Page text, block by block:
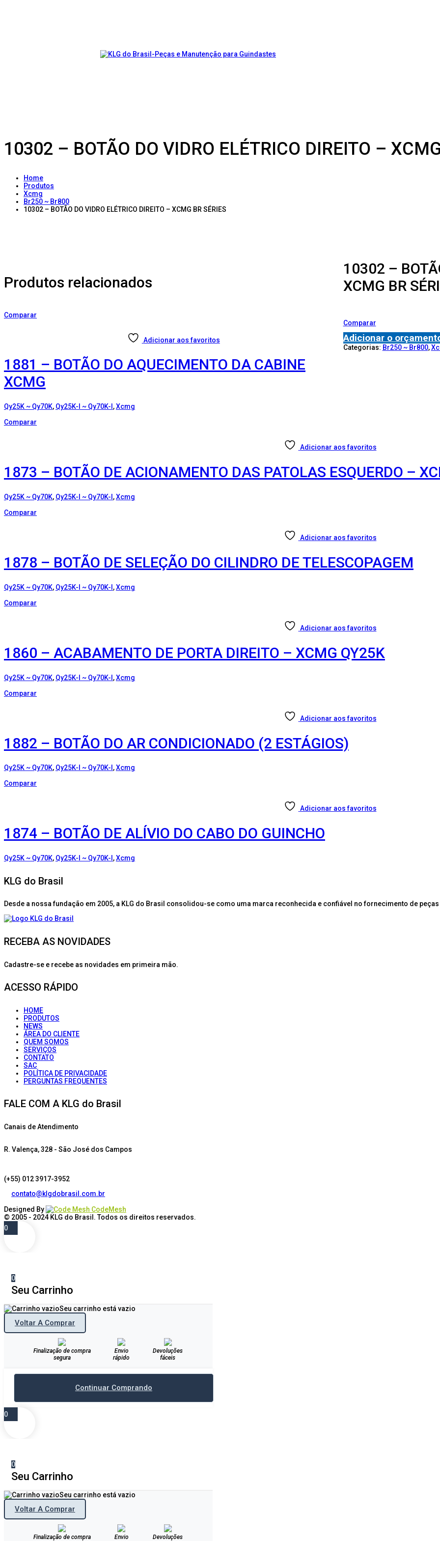
10302 – BOTÃO DO VIDRO ELÉTRICO DIREITO –
Home
Produtos
Xcmg
Br250 ~ Br800
10302 – BOTÃO DO VIDRO ELÉTRICO DIREITO – XCMG BR SÉRIES
10302 –
XCMG BR
Comparar
Adicionar o
Categorias: Br250 ~ Br800,
Produtos relacionados
Comparar
Adicionar aos favoritos
1881 – BOTÃO DO AQUECIMENTO DA CABINE
XCMG
Qy25K ~ Qy70K, Qy25K-I ~ Qy70K-I ,Xcmg
Comparar
Adicionar aos favoritos
1873 – BOTÃO DE ACIONAMENTO DAS PATOLAS ESQUERDO –
Qy25K ~ Qy70K, Qy25K-I ~ Qy70K-I ,Xcmg
Comparar
Adicionar aos favoritos
1878 – BOTÃO DE SELEÇÃO DO CILINDRO DE TELESCOPAGEM
Qy25K ~ Qy70K, Qy25K-I ~ Qy70K-I ,Xcmg
Comparar
Adicionar aos favoritos
1860 – ACABAMENTO DE PORTA DIREITO – XCMG QY25K
Qy25K ~ Qy70K, Qy25K-I ~ Qy70K-I ,Xcmg
Comparar
Adicionar aos favoritos
1882 – BOTÃO DO AR CONDICIONADO (2 ESTÁGIOS)
Qy25K ~ Qy70K, Qy25K-I ~ Qy70K-I ,Xcmg
Comparar
Adicionar aos favoritos
1874 – BOTÃO DE ALÍVIO DO CABO DO GUINCHO
Qy25K ~ Qy70K, Qy25K-I ~ Qy70K-I ,Xcmg
KLG do Brasil
Desde a nossa fundação em 2005, a KLG do Brasil consolidou-se como uma marca reconhecida e confiável no fornecimento de
RECEBA AS NOVIDADES
Cadastre-se e recebe as novidades em primeira mão.
ACESSO RÁPIDO
HOME
PRODUTOS
NEWS
ÁREA DO CLIENTE
QUEM SOMOS
SERVIÇOS
CONTATO
SAC
POLÍTICA DE PRIVACIDADE
PERGUNTAS FREQUENTES
FALE COM A KLG do Brasil
Canais de Atendimento
R. Valença, 328 - São José dos Campos
(+55) 012 3917-3952
contato@klgdobrasil.com.br
Designed By
CodeMesh
© 2005 - 2024 KLG do Brasil . Todos os direitos reservados.
0
0
Seu Carrinho
Seu carrinho está vazio
Voltar A Comprar
Finalização de compra
segura
Envio
rápido
Devoluções
fáceis
Continuar Comprando
0
0
Seu Carrinho
Seu carrinho está vazio
Voltar A Comprar
Finalização de compra
Envio
Devoluções